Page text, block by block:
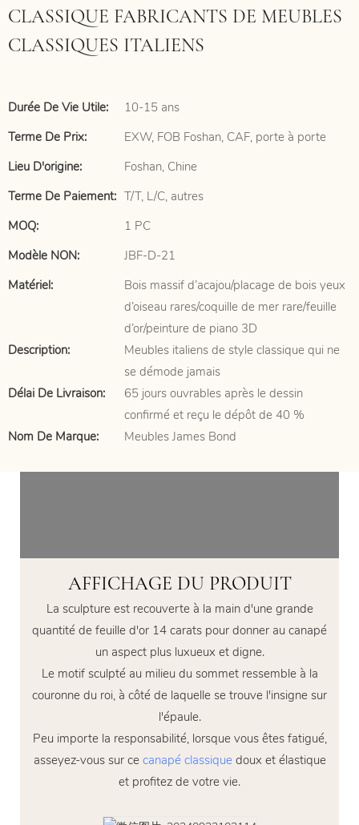
CLASSIQUE FABRICANTS DE MEUBLES
CLASSIQUES ITALIENS
Durée De Vie Utile:
10-15 ans
Terme De Prix:
EXW, FOB Foshan, CAF, porte à porte
Lieu D'origine:
Foshan, Chine
Terme De Paiement: T/T, L/C, autres
MOQ:
1 PC
Modèle NON:
JBF-D-21
Matériel:
Bois massif d’acajou/placage de bois yeux
d’oiseau rares/coquille de mer rare/feuille
d’or/peinture de piano 3D
Description:
Meubles italiens de style classique qui ne
se démode jamais
Délai De Livraison:
65 jours ouvrables après le dessin
confirmé et reçu le dépôt de 40 %
Nom De Marque:
Meubles James Bond
AFFICHAGE DU PRODUIT
La sculpture est recouverte à la main d'une grande
quantité de feuille d'or 14 carats pour donner au canapé
un aspect plus luxueux et digne.
Le motif sculpté au milieu du sommet ressemble à la
couronne du roi, à côté de laquelle se trouve l'insigne sur
l'épaule.
Peu importe la responsabilité, lorsque vous êtes fatigué,
asseyez-vous sur ce canapé classique doux et élastique
et profitez de votre vie.